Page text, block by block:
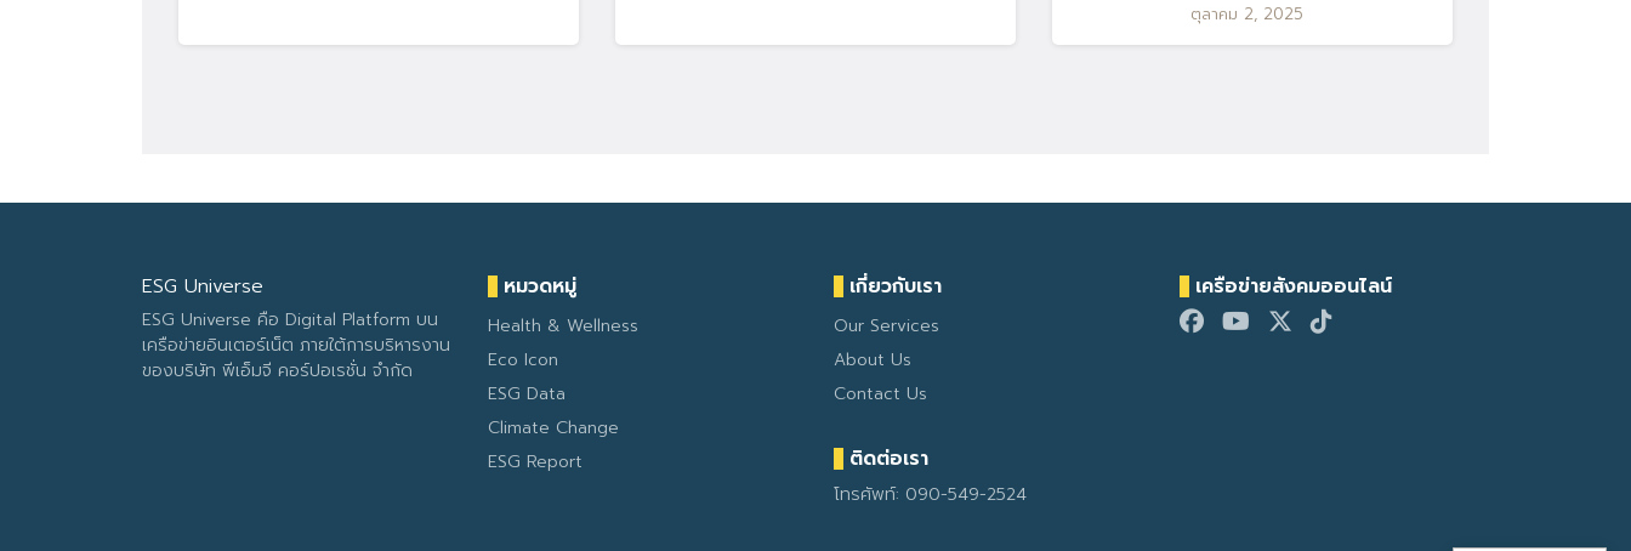
ตุลาคม 2, 2025
ESG Universe
ESG Universe คือ Digital Platform บน
เครือข่ายอินเตอร์เน็ต ภายใต้การบริหารงาน
ของบริษัท พีเอ็มจี คอร์ปอเรชั่น จำกัด
หมวดหมู่
Health & Wellness
Eco Icon
ESG Data
Climate Change
ESG Report
เกี่ยวกับเรา
Our Services
About Us
Contact Us
ติดต่อเรา
โทรศัพท์: 090-549-2524
เครือข่ายสังคมออนไลน์